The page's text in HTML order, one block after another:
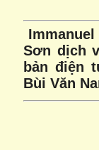
Sơn dịch
bản điện
Bùi Văn